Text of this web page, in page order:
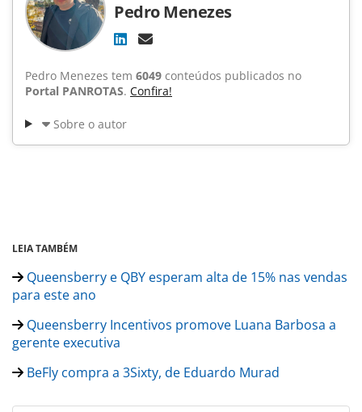
Pedro Menezes
Pedro Menezes tem 6049 conteúdos publicados no
Portal PANROTAS. Confira!
Sobre o autor
LEIA TAMBÉM
Queensberry e QBY esperam alta de 15% nas vendas
para este ano
Queensberry Incentivos promove Luana Barbosa a
gerente executiva
BeFly compra a 3Sixty, de Eduardo Murad